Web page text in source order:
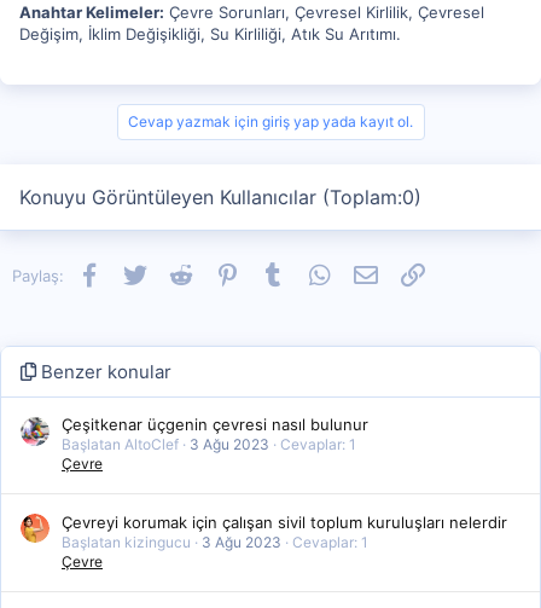
Anahtar Kelimeler: Çevre Sorunları, Çevresel Kirlilik, Çevresel
Değişim, İklim Değişikliği, Su Kirliliği, Atık Su Arıtımı.
Cevap yazmak için giriş yap yada kayıt ol.
Konuyu Görüntüleyen Kullanıcılar (Toplam:0)
Paylaş: Facebook
TwitterReddit PinterestTumblrWhatsApp
E-postaLink
Benzer konular
Çeşitkenar üçgenin çevresi nasıl bulunur
Başlatan AltoClef 3 Ağu 2023
Cevaplar: 1
Çevre
Çevreyi korumak için çalışan sivil toplum kuruluşları nelerdir
Başlatan kizingucu 3 Ağu 2023
Cevaplar: 1
Çevre